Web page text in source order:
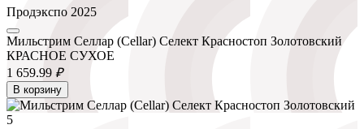
Продэкспо 2025
Мильстрим Селлар (Cellar) Селект Красностоп Золотовский
КРАСНОЕ СУХОЕ
1 659.99 ₽
В корзину
5